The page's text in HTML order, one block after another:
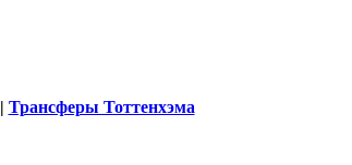
Трансферы Тоттенхэма